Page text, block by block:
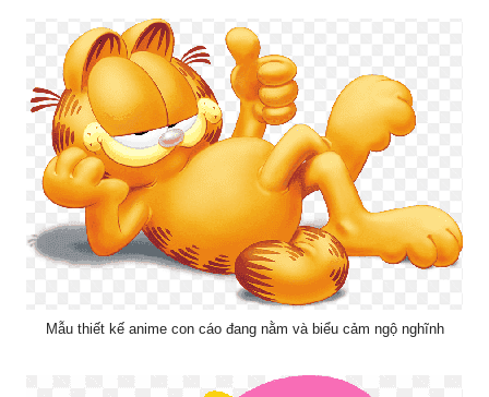
Mẫu thiết kế anime con cáo đang nằm và biểu cảm ngộ nghĩnh